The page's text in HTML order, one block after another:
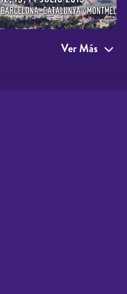
Ver Más